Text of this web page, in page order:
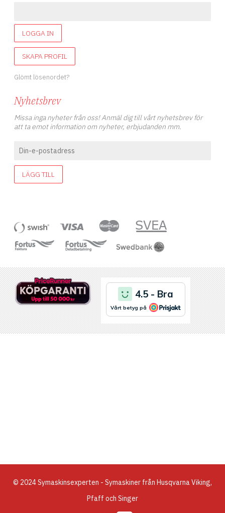
LOGGA IN
SKAPA PROFIL
Glömt lösenordet?
Nyhetsbrev
Missa inga nyheter från oss! Anmäl dig till vårt nyhetsbrev för
att ta emot information om nyheter, erbjudanden mm.
LÄGG TILL
© 2024 Symaskinsexperten - Symaskiner från Husqvarna Viking,
Pfaff och Singer